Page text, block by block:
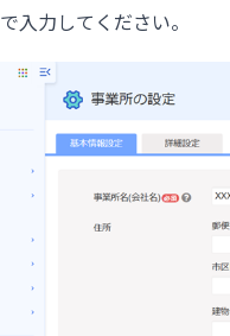
入力してください。